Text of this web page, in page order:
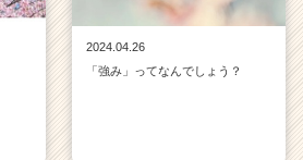
2024.04.26
「強み」ってなんでしょう？